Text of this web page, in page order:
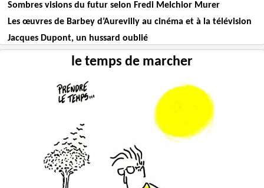
Sombres visions du futur selon Fredi Melchior Murer
Les œuvres de Barbey d’Aurevilly au cinéma et à la télévision
Jacques Dupont, un hussard oublié
le temps de marcher